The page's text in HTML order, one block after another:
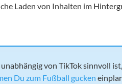
Laden von Inhalten im
von TikTok sinnvoll
Du zum Fußball gucken